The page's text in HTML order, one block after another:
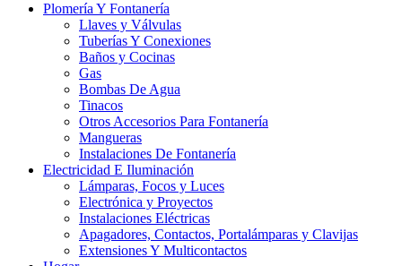
Plomería Y Fontanería
Llaves y Válvulas
Tuberías Y Conexiones
Baños y Cocinas
Gas
Bombas De Agua
Tinacos
Otros Accesorios Para Fontanería
Mangueras
Instalaciones De Fontanería
Electricidad E Iluminación
Lámparas, Focos y Luces
Electrónica y Proyectos
Instalaciones Eléctricas
Apagadores, Contactos, Portalámparas y Clavijas
Extensiones Y Multicontactos